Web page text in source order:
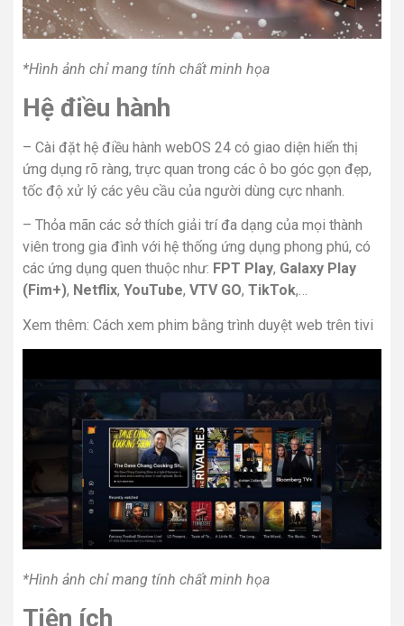
*Hình ảnh chỉ mang tính chất minh họa
Hệ điều hành
– Cài đặt hệ điều hành webOS 24 có giao diện hiển thị
ứng dụng rõ ràng, trực quan trong các ô bo góc gọn đẹp,
tốc độ xử lý các yêu cầu của người dùng cực nhanh.
– Thỏa mãn các sở thích giải trí đa dạng của mọi thành
viên trong gia đình với hệ thống ứng dụng phong phú, có
các ứng dụng quen thuộc như: FPT Play, Galaxy Play
(Fim+), Netflix, YouTube, VTV GO, TikTok,…
Xem thêm: Cách xem phim bằng trình duyệt web trên tivi
*Hình ảnh chỉ mang tính chất minh họa
Tiện ích